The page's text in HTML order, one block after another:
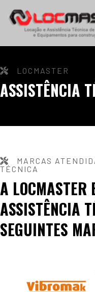
LOCMASTER
ASSISTÊNCIA
MARCAS
TÉCNICA
A
ASSISTÊNCIA
SEGUINTES